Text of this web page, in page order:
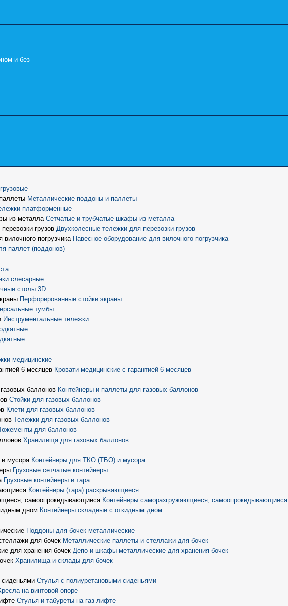
и без
Металлические поддоны и паллеты
платформенные
Сетчатые и трубчатые шкафы из металла
Двухколесные тележки для перевозки грузов
Навесное оборудование для вилочного погрузчика
паллет (поддонов)
слесарные
столы 3D
Перфорированные стойки экраны
тумбы
Инструментальные тележки
медицинские
Кровати медицинские с гарантией 6 месяцев
Контейнеры и паллеты для газовых баллонов
Стойки для газовых баллонов
Клети для газовых баллонов
Тележки для газовых баллонов
для баллонов
Хранилища для газовых баллонов
Контейнеры для ТКО (ТБО) и мусора
Грузовые сетчатые контейнеры
Грузовые контейнеры и тара
Контейнеры (тара) раскрывающиеся
Контейнеры саморазгружающиеся, самоопрокидывающиеся
Контейнеры складные с откидным дном
Поддоны для бочек металлические
Металлические паллеты и стеллажи для бочек
Депо и шкафы металлические для хранения бочек
Хранилища и склады для бочек
Стулья с полиуретановыми сиденьями
на винтовой опоре
Стулья и табуреты на газ-лифте